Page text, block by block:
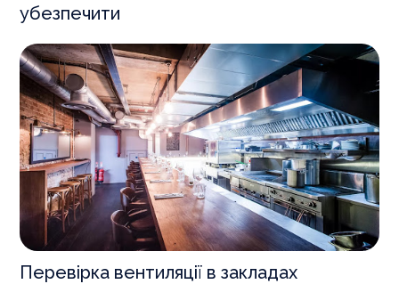
убезпечити
Перевірка вентиляції в закладах